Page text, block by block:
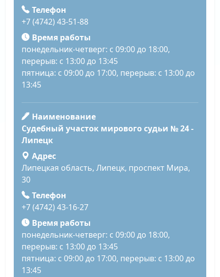
Телефон
+7 (4742) 43-51-88
Время работы
понедельник-четверг: с 09:00 до 18:00,
перерыв: с 13:00 до 13:45
пятница: с 09:00 до 17:00, перерыв: с 13:00 до
13:45
Наименование
Судебный участок мирового судьи № 24 -
Липецк
Адрес
Липецкая область, Липецк, проспект Мира,
30
Телефон
+7 (4742) 43-16-27
Время работы
понедельник-четверг: с 09:00 до 18:00,
перерыв: с 13:00 до 13:45
пятница: с 09:00 до 17:00, перерыв: с 13:00 до
13:45